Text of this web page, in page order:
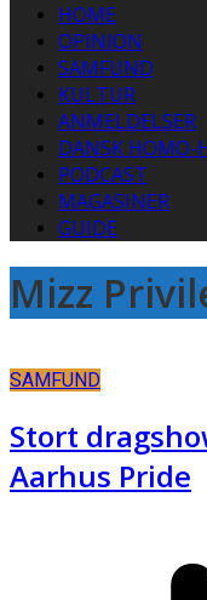
HOME
OPINION
SAMFUND
KULTUR
ANMELDELSER
DANSK HOMO-
PODCAST
MAGASINER
GUIDE
Mizz
SAMFUND
Stort
Aarhus Pride